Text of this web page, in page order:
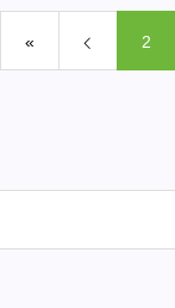
« 2